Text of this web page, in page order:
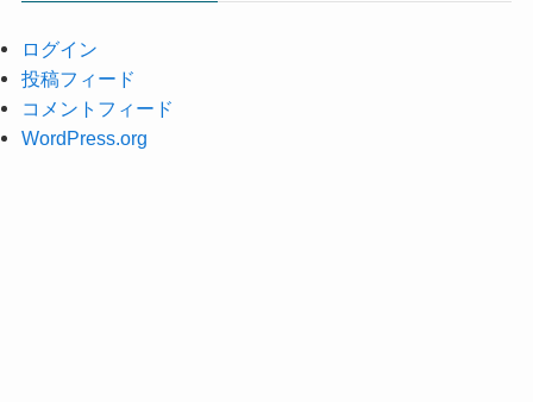
ログイン
投稿フィード
コメントフィード
WordPress.org